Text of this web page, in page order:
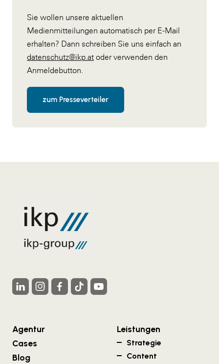
Sie wollen unsere aktuellen
Medienmitteilungen automatisch per E-Mail
erhalten? Dann schreiben Sie uns einfach an
datenschutz@ikp.at oder verwenden den
Anmeldebutton.
zum Presseverteiler
Agentur
Cases
Blog
Leistungen
Strategie
Content